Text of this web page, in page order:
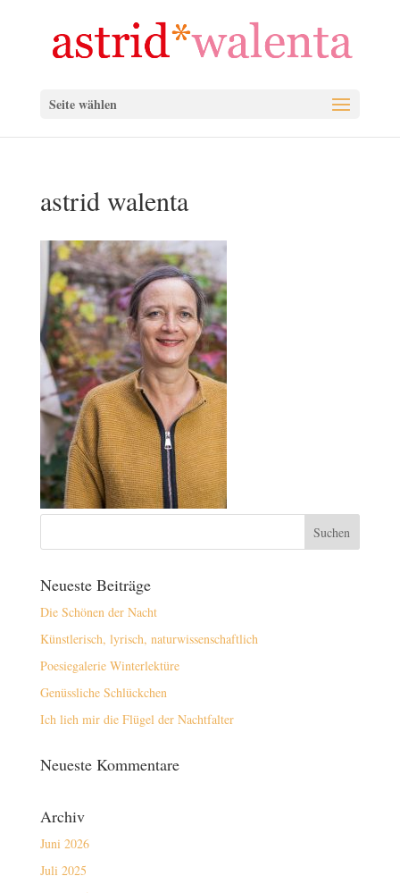
Seite wählen
astrid walenta
Neueste Beiträge
Die Schönen der Nacht
Künstlerisch, lyrisch, naturwissenschaftlich
Poesiegalerie Winterlektüre
Genüssliche Schlückchen
Ich lieh mir die Flügel der Nachtfalter
Neueste Kommentare
Archiv
Juni 2026
Juli 2025